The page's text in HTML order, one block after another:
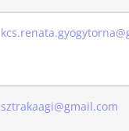
sztrakaagi@gmail.com